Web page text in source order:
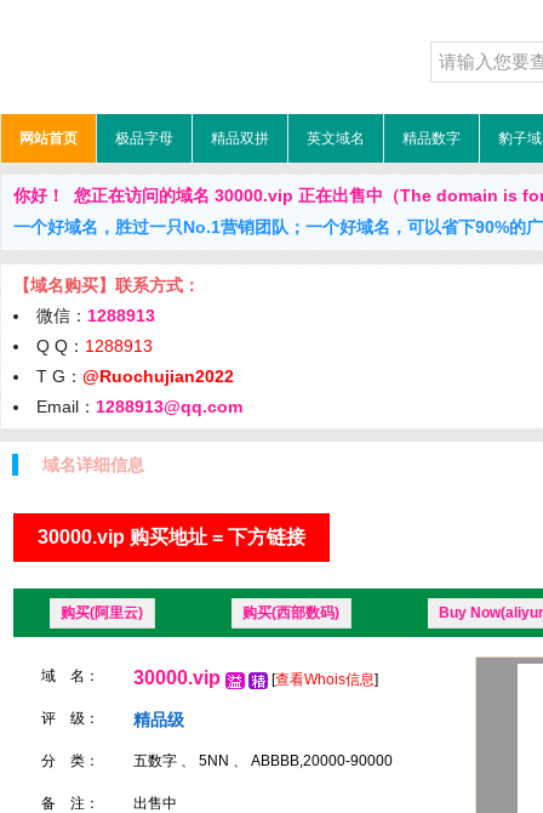
网站首页 极品字母 精品双拼 英文域名 精品数字 豹子
你好！ 您正在访问的域名 30000.vip 正在出售中（The domain is
一个好域名，胜过一只No.1营销团队；一个好域名，可以省下90%的
【域名购买】联系方式：
微信： 1288913
Q Q： 1288913
T G： @Ruochujian2022
Email： 1288913@qq.com
域名详细信息
30000.vip 购买地址 = 下方链接
购买(阿里云) 购买(西部数码) Buy
域 名： 30000.vip [查看Whois信息]
评 级： 精品级
分 类： 五数字 、 5NN 、 ABBBB,20000-90000
备 注： 出售中